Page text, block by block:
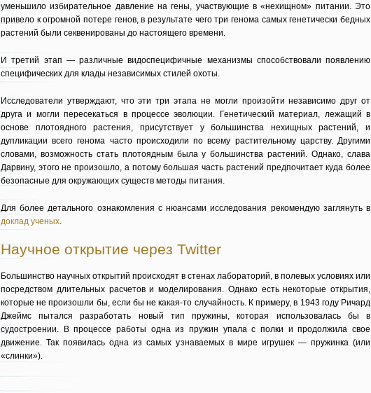
уменьшило избирательное давление на гены, участвующие в «нехищном» питании. Это
привело к огромной потере генов, в результате чего три генома самых генетически бедных
растений были секвенированы до настоящего времени.
И третий этап — различные видоспецифичные механизмы способствовали появлению
специфических для клады независимых стилей охоты.
Исследователи утверждают, что эти три этапа не могли произойти независимо друг от
друга и могли пересекаться в процессе эволюции. Генетический материал, лежащий в
основе плотоядного растения, присутствует у большинства нехищных растений, и
дупликации всего генома часто происходили по всему растительному царству. Другими
словами, возможность стать плотоядным была у большинства растений. Однако, слава
Дарвину, этого не произошло, а потому большая часть растений предпочитает куда более
безопасные для окружающих существ методы питания.
Для более детального ознакомления с нюансами исследования рекомендую заглянуть в
доклад ученых.
Научное открытие через Twitter
Большинство научных открытий происходят в стенах лабораторий, в полевых условиях или
посредством длительных расчетов и моделирования. Однако есть некоторые открытия,
которые не произошли бы, если бы не какая-то случайность. К примеру, в 1943 году Ричард
Джеймс пытался разработать новый тип пружины, которая использовалась бы в
судостроении. В процессе работы одна из пружин упала с полки и продолжила свое
движение. Так появилась одна из самых узнаваемых в мире игрушек — пружинка (или
«слинки»).